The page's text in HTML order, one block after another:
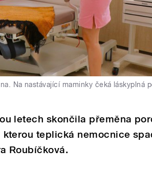
Na nastávající maminky čeká láskyplná
letech skončila přeměna
teplická nemocnice
Roubíčková.